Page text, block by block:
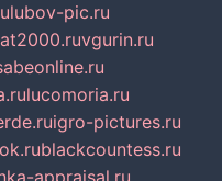
lubov-pic.ru
vgurin.ru
lucomoria.ru
igro-pictures.ru
blackcountess.ru
appraisal.ru